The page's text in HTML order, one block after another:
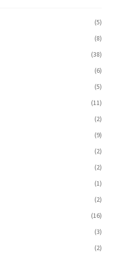
(5)
(8)
(38)
(6)
(5)
(11)
(2)
(9)
(2)
(2)
(1)
(2)
(16)
(3)
(2)